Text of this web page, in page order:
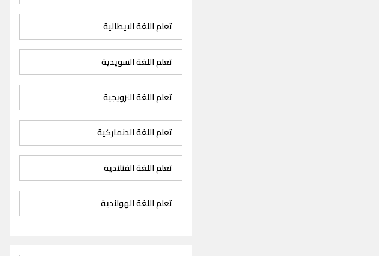
تعلم اللغة الايطالية
تعلم اللغة السويدية
تعلم اللغة النرويجية
تعلم اللغة الدنماركية
تعلم اللغة الفنلندية
تعلم اللغة الهولندية